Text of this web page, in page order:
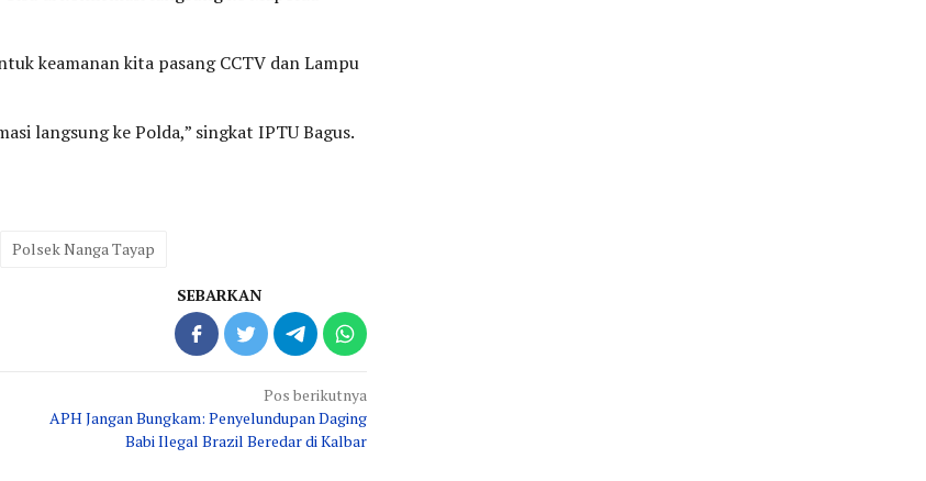
keamanan kita pasang CCTV dan Lampu
langsung ke Polda,” singkat IPTU Bagus.
Polsek Nanga Tayap
SEBARKAN
Pos berikutnya
APH Jangan Bungkam: Penyelundupan Daging
Babi Ilegal Brazil Beredar di Kalbar